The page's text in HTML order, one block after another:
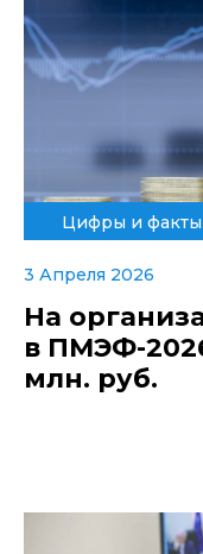
Цифры и факты
3 Апреля 2026
На
в ПМЭФ-
млн. руб.